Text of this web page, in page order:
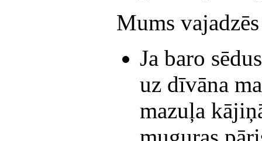
Mums
Ja baro
uz dīvāna
mazuļa